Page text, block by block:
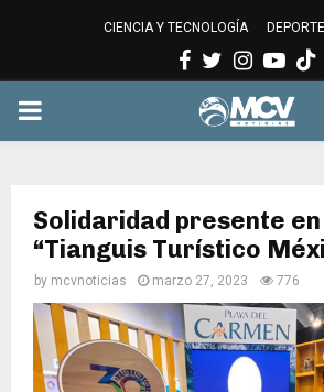
CIENCIA Y TECNOLOGÍA
Facebook
Twitter
PRIMARY
Solidaridad presente en
“Tianguis Turístico
by mcvnoticias marzo 27, 2023 776